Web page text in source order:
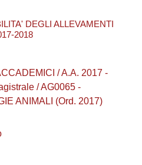
DEGLI ALLEVAMENTI
2018
/ A.A. 2017 -
/ AG0065 -
ANIMALI (Ord. 2017)